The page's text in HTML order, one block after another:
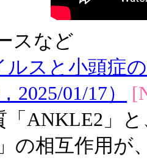
スなど
ルスと小頭症
2025/01/17）
「ANKLE2」
」の相互作用